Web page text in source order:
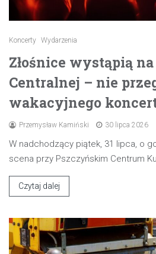
Koncerty Wydarzenia
Złośnice wystąpią
Centralnej – nie
wakacyjnego
Przemysław Kamiński 30 lipca 2026
W nadchodzący piątek, 31 lipca, o
scena przy Pszczyńskim Centrum
Czytaj dalej